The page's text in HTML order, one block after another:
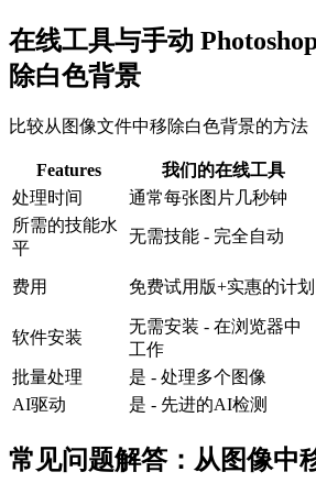
在线工具与手动
除白色背景
比较从图像文件中移除白色背景的方法
Features 我们的在线工具
处理时间
通常每张图片几秒钟
所需的技能水
平
无需技能 - 完全自动
费用 免费试用版+实惠的计划
软件安装
无需安装 - 在浏览器中
工作
批量处理 是 - 处理多个图像
AI驱动
是 - 先进的AI检测
常见问题解答：从图像中